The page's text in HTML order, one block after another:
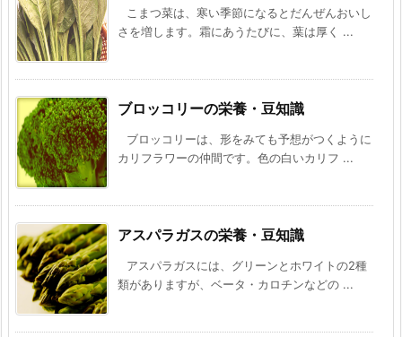
こまつ菜は、寒い季節になるとだんぜんおいし
さを増します。霜にあうたびに、葉は厚く ...
ブロッコリーの栄養・豆知識
ブロッコリーは、形をみても予想がつくように
カリフラワーの仲間です。色の白いカリフ ...
アスパラガスの栄養・豆知識
アスパラガスには、グリーンとホワイトの2種
類がありますが、ベータ・カロチンなどの ...